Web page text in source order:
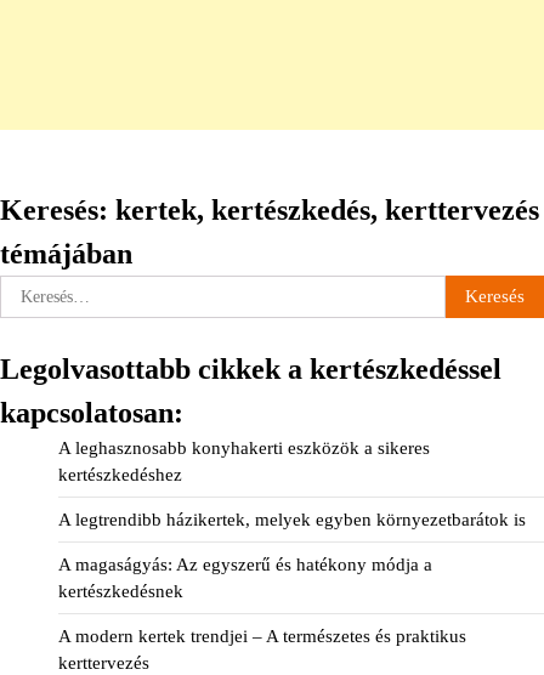
Keresés: kertek, kertészkedés, kerttervezés
témájában
Keresés:
Legolvasottabb cikkek a kertészkedéssel
kapcsolatosan:
A leghasznosabb konyhakerti eszközök a sikeres
kertészkedéshez
A legtrendibb házikertek, melyek egyben környezetbarátok is
A magaságyás: Az egyszerű és hatékony módja a
kertészkedésnek
A modern kertek trendjei – A természetes és praktikus
kerttervezés